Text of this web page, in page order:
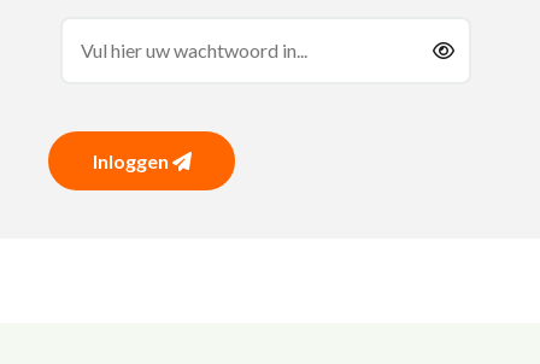
Inloggen